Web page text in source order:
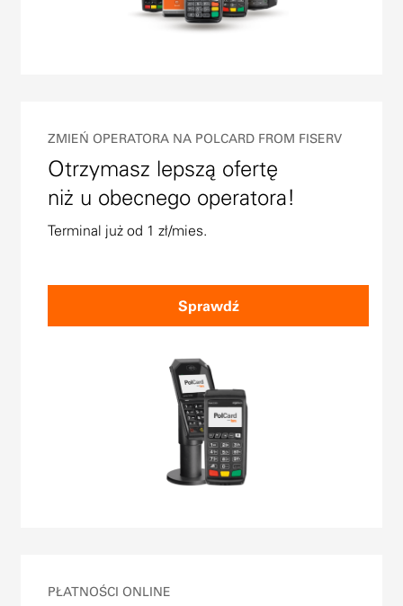
ZMIEŃ OPERATORA NA POLCARD FROM FISERV
Otrzymasz lepszą ofertę
niż u obecnego operatora!
Terminal już od 1 zł/mies.
Sprawdź
PŁATNOŚCI ONLINE